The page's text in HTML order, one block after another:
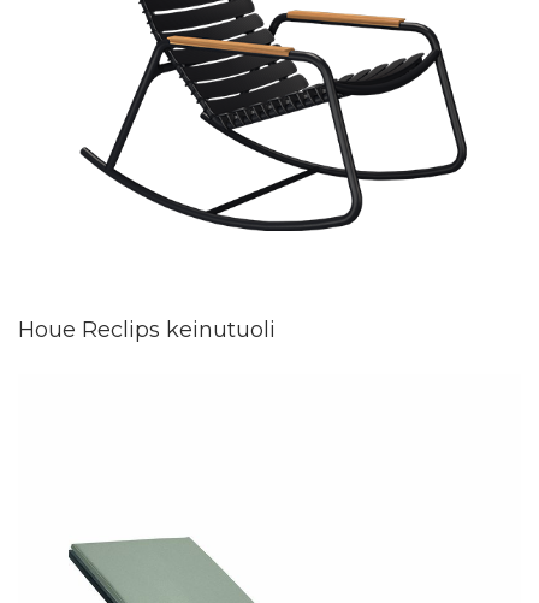
Houe Reclips keinutuoli